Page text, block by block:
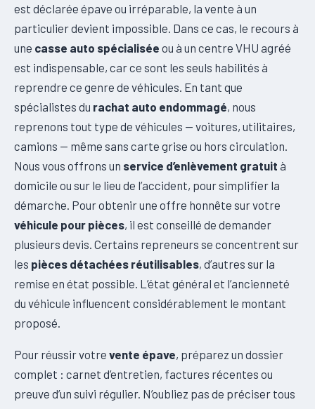
est déclarée épave ou irréparable, la vente à un
particulier devient impossible. Dans ce cas, le recours à
une casse auto spécialisée ou à un centre VHU agréé
est indispensable, car ce sont les seuls habilités à
reprendre ce genre de véhicules. En tant que
spécialistes du rachat auto endommagé, nous
reprenons tout type de véhicules — voitures, utilitaires,
camions — même sans carte grise ou hors circulation.
Nous vous offrons un service d’enlèvement gratuit à
domicile ou sur le lieu de l’accident, pour simplifier la
démarche. Pour obtenir une offre honnête sur votre
véhicule pour pièces, il est conseillé de demander
plusieurs devis. Certains repreneurs se concentrent sur
les pièces détachées réutilisables, d’autres sur la
remise en état possible. L’état général et l’ancienneté
du véhicule influencent considérablement le montant
proposé.
Pour réussir votre vente épave, préparez un dossier
complet : carnet d’entretien, factures récentes ou
preuve d’un suivi régulier. N’oubliez pas de préciser tous